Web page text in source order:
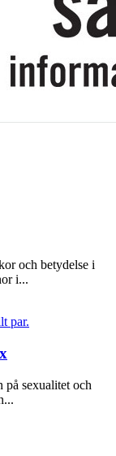
och betydelse i
i...
på sexualitet och